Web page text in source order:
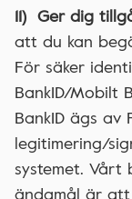
11) Ger dig
att du kan
För säker
BankID/Mobilt
BankID ägs av
legitimering/
systemet.
ändamål är